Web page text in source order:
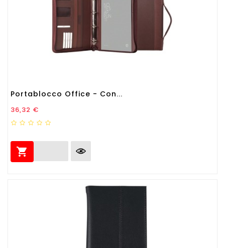
Portablocco Office - Con...
Prezzo
36,32 €
